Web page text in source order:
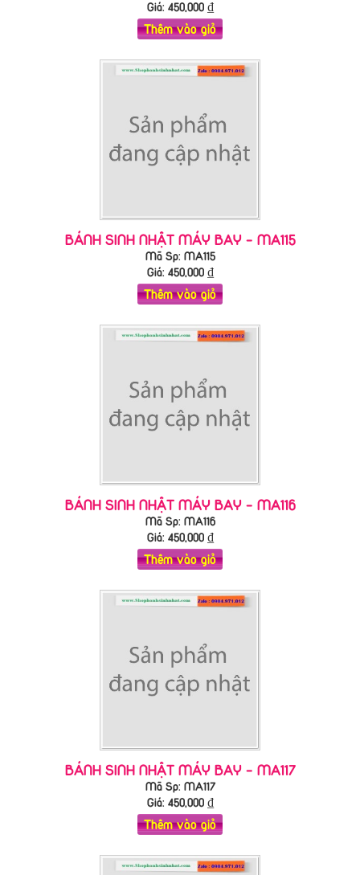
Giá: 450,000₫
Thêm vào giỏ
BÁNH SINH NHẬT MÁY BAY - MA115
Mã Sp: MA115
Giá: 450,000₫
Thêm vào giỏ
BÁNH SINH NHẬT MÁY BAY - MA116
Mã Sp: MA116
Giá: 450,000₫
Thêm vào giỏ
BÁNH SINH NHẬT MÁY BAY - MA117
Mã Sp: MA117
Giá: 450,000₫
Thêm vào giỏ